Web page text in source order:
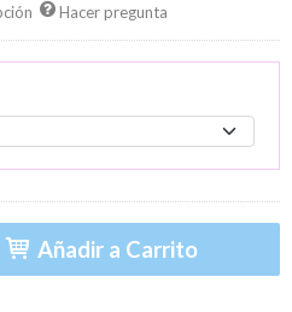
Hacer pregunta
Añadir a Carrito